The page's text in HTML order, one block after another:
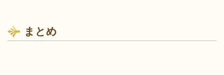
まとめ